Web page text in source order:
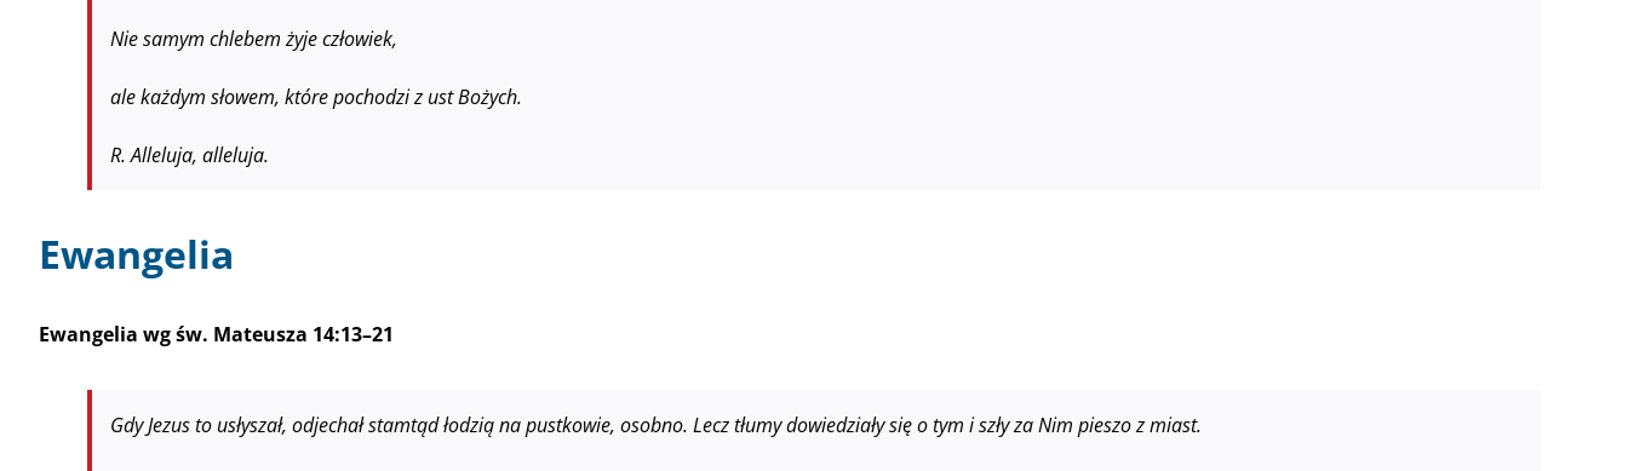
Nie samym chlebem żyje człowiek,
ale każdym słowem, które pochodzi z ust Bożych.
R. Alleluja, alleluja.
Ewangelia
Ewangelia wg św. Mateusza 14:13–21
Gdy Jezus to usłyszał, odjechał stamtąd łodzią na pustkowie, osobno. Lecz tłumy dowiedziały się o tym i szły za Nim pieszo z miast.